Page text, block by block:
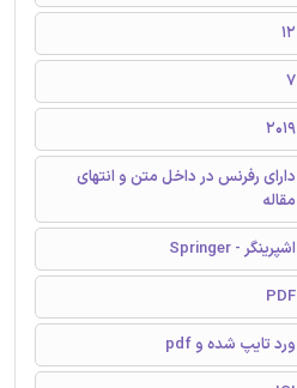
12
7
2019
دارای رفرنس در داخل متن و انتهای
مقاله
اشپرینگر - Springer
PDF
ورد تایپ شده و pdf